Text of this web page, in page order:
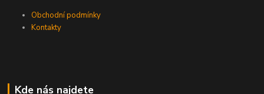
Obchodní podmínky
Kontakty
Kde nás najdete